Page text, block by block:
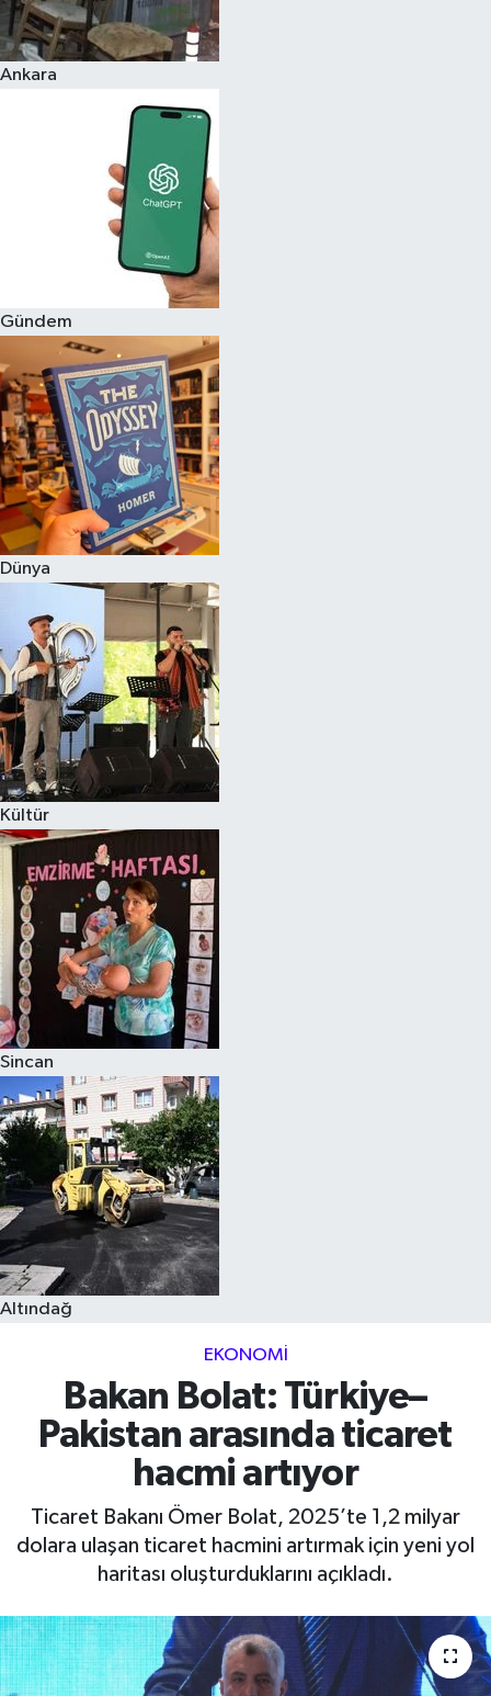
Ankara
Gündem
Dünya
Kültür
Sincan
Altındağ
EKONOMI
Bakan Bolat: Türkiye–
Pakistan arasında ticaret
hacmi artıyor
Ticaret Bakanı Ömer Bolat, 2025’te 1,2 milyar
dolara ulaşan ticaret hacmini artırmak için yeni yol
haritası oluşturduklarını açıkladı.